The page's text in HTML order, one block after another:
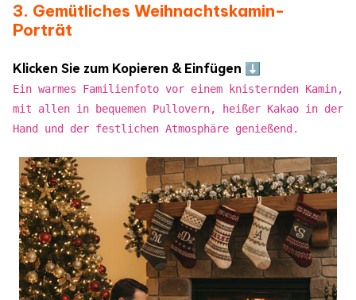
3. Gemütliches Weihnachtskamin-
Porträt
Klicken Sie zum Kopieren & Einfügen ⬇️
Ein warmes Familienfoto vor einem knisternden Kamin,
mit allen in bequemen Pullovern, heißer Kakao in der
Hand und der festlichen Atmosphäre genießend.